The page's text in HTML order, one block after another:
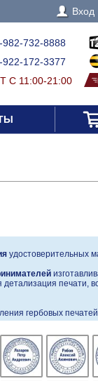
Вход
982-732-8888
922-172-3377
С 11:00-21:00
удостоверительных
печати,
гербовых